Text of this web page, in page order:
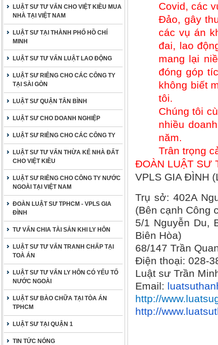
LUẬT SƯ TƯ VẤN CHO VIỆT KIỀU MUA
NHÀ TẠI VIỆT NAM
LUẬT SƯ TẠI THÀNH PHỐ HỒ CHÍ
MINH
LUẬT SƯ TƯ VẤN LUẬT LAO ĐỘNG
LUẬT SƯ RIÊNG CHO CÁC CÔNG TY
TẠI SÀI GÒN
LUẬT SƯ QUẬN TÂN BÌNH
LUẬT SƯ CHO DOANH NGHIỆP
LUẬT SƯ RIÊNG CHO CÁC CÔNG TY
LUẬT SƯ TƯ VẤN THỪA KẾ NHÀ ĐẤT
CHO VIỆT KIỀU
LUẬT SƯ RIÊNG CHO CÔNG TY NƯỚC
NGOÀI TẠI VIỆT NAM
ĐOÀN LUẬT SƯ TPHCM - VPLS GIA
ĐÌNH
TƯ VẤN CHIA TÀI SẢN KHI LY HÔN
LUẬT SƯ TƯ VẤN TRANH CHẤP TẠI
TOÀ ÁN
LUẬT SƯ TƯ VẤN LY HÔN CÓ YẾU TỐ
NƯỚC NGOÀI
LUẬT SƯ BÀO CHỮA TẠI TÒA ÁN
TPHCM
LUẬT SƯ TẠI QUẬN 1
TIN TỨC NÓNG
Covid, các
Đảo, gây
các vụ án
đai, lao
mang lại
đóng góp
không biết
tôi.
Chúng tôi
nhiều
năm.
Trân trọng
ĐOÀN LUẬT SƯ
VPLS GIA ĐÌNH
Trụ sở: 402A
(Bên cạnh Công
5/1 Nguyễn Du,
Biên Hòa)
68/147 Trần
Điện thoại: 028-
Luật sư Trần
Email:
http://
http://